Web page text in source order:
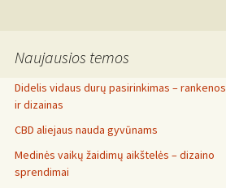
Naujausios temos
Didelis vidaus durų pasirinkimas – rankenos
ir dizainas
CBD aliejaus nauda gyvūnams
Medinės vaikų žaidimų aikštelės – dizaino
sprendimai